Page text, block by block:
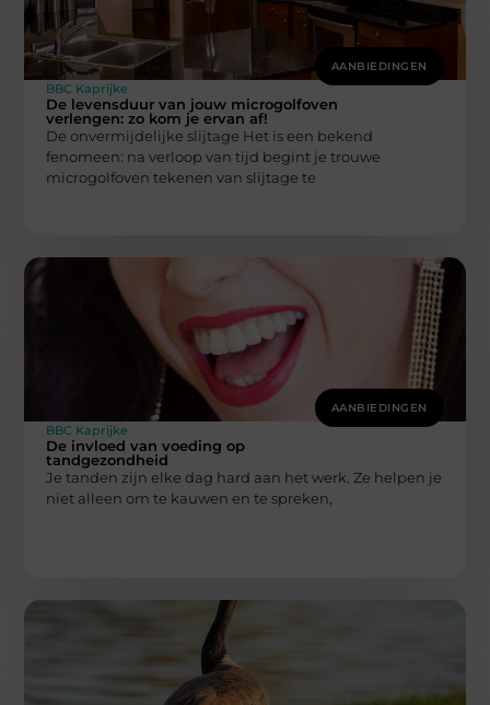
AANBIEDINGEN
BBC Kaprijke
De levensduur van jouw microgolfoven
verlengen: zo kom je ervan af!
De onvermijdelijke slijtage Het is een bekend
fenomeen: na verloop van tijd begint je trouwe
microgolfoven tekenen van slijtage te
AANBIEDINGEN
BBC Kaprijke
De invloed van voeding op
tandgezondheid
Je tanden zijn elke dag hard aan het werk. Ze helpen je
niet alleen om te kauwen en te spreken,